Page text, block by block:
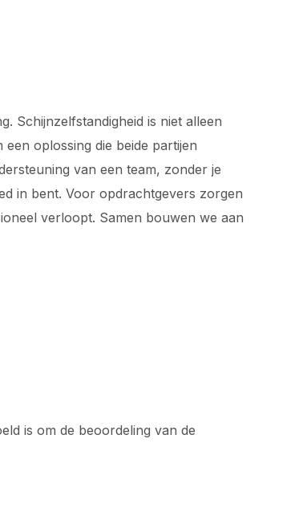
Schijnzelfstandigheid is niet alleen
oplossing die beide partijen
van een team, zonder je
in bent. Voor opdrachtgevers zorgen
verloopt. Samen bouwen we aan
is om de beoordeling van de